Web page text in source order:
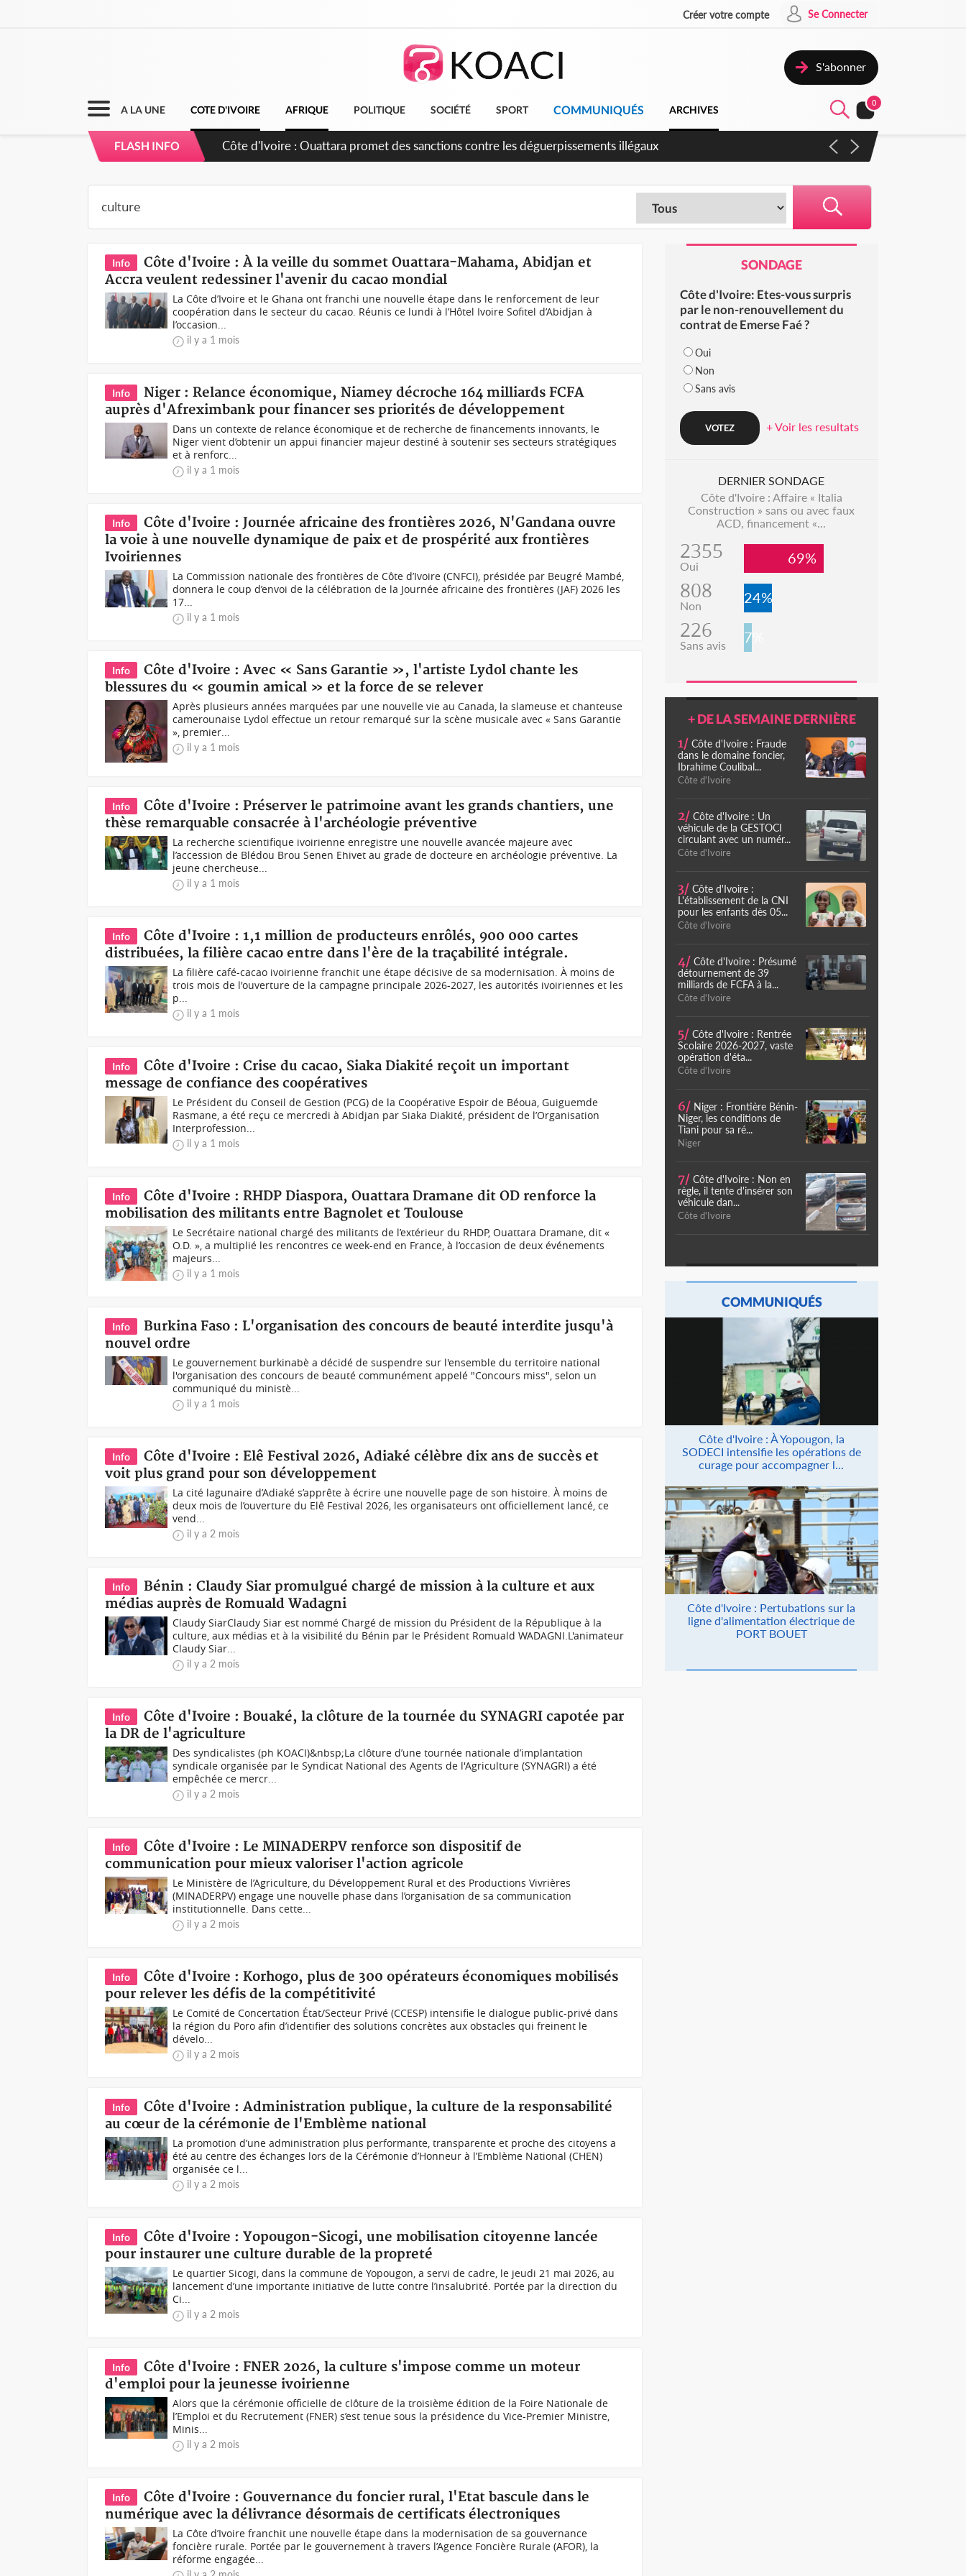
Créer votre compte Se Connecter
S'abonner
A LA UNE COTE D'IVOIRE AFRIQUE POLITIQUE SOCIÉTÉ SPORT COMMUNIQUÉS ARCHIVES
0
FLASH INFO
Côte d'Ivoire : 66è anniversaire de l'indépendance, Alassane Ouattara promet d'accélérer les réformes et les
Info
Côte d'Ivoire : À la veille du sommet Ouattara-Mahama, Abidjan et
Accra veulent redessiner l'avenir du cacao mondial
La Côte d’Ivoire et le Ghana ont franchi une nouvelle étape dans le renforcement de leur
coopération dans le secteur du cacao. Réunis ce lundi à l’Hôtel Ivoire Sofitel d’Abidjan à
l’occasion...
il y a 1 mois
Info
Niger : Relance économique, Niamey décroche 164 milliards FCFA
auprès d'Afreximbank pour financer ses priorités de développement
Dans un contexte de relance économique et de recherche de financements innovants, le
Niger vient d’obtenir un appui financier majeur destiné à soutenir ses secteurs stratégiques
et à renforc...
il y a 1 mois
Info
Côte d'Ivoire : Journée africaine des frontières 2026, N'Gandana ouvre
la voie à une nouvelle dynamique de paix et de prospérité aux frontières
Ivoiriennes
La Commission nationale des frontières de Côte d’Ivoire (CNFCI), présidée par Beugré Mambé,
donnera le coup d’envoi de la célébration de la Journée africaine des frontières (JAF) 2026 les
17...
il y a 1 mois
Info
Côte d'Ivoire : Avec « Sans Garantie », l'artiste Lydol chante les
blessures du « goumin amical » et la force de se relever
Après plusieurs années marquées par une nouvelle vie au Canada, la slameuse et chanteuse
camerounaise Lydol effectue un retour remarqué sur la scène musicale avec « Sans Garantie
», premier...
il y a 1 mois
Info
Côte d'Ivoire : Préserver le patrimoine avant les grands chantiers, une
thèse remarquable consacrée à l'archéologie préventive
La recherche scientifique ivoirienne enregistre une nouvelle avancée majeure avec
l’accession de Blédou Brou Senen Ehivet au grade de docteure en archéologie préventive. La
jeune chercheuse...
il y a 1 mois
Info
Côte d'Ivoire : 1,1 million de producteurs enrôlés, 900 000 cartes
distribuées, la filière cacao entre dans l'ère de la traçabilité intégrale.
La filière café-cacao ivoirienne franchit une étape décisive de sa modernisation. À moins de
trois mois de l'ouverture de la campagne principale 2026-2027, les autorités ivoiriennes et les
p...
il y a 1 mois
Info
Côte d'Ivoire : Crise du cacao, Siaka Diakité reçoit un important
message de confiance des coopératives
Le Président du Conseil de Gestion (PCG) de la Coopérative Espoir de Béoua, Guiguemde
Rasmane, a été reçu ce mercredi à Abidjan par Siaka Diakité, président de l’Organisation
Interprofession...
il y a 1 mois
Info
Côte d'Ivoire : RHDP Diaspora, Ouattara Dramane dit OD renforce la
mobilisation des militants entre Bagnolet et Toulouse
Le Secrétaire national chargé des militants de l’extérieur du RHDP, Ouattara Dramane, dit «
O.D. », a multiplié les rencontres ce week-end en France, à l’occasion de deux événements
majeurs...
il y a 1 mois
Info
Burkina Faso : L'organisation des concours de beauté interdite jusqu'à
nouvel ordre
Le gouvernement burkinabè a décidé de suspendre sur l'ensemble du territoire national
l'organisation des concours de beauté communément appelé "Concours miss", selon un
communiqué du ministè...
il y a 1 mois
Info
Côte d'Ivoire : Elê Festival 2026, Adiaké célèbre dix ans de succès et
voit plus grand pour son développement
La cité lagunaire d’Adiaké s’apprête à écrire une nouvelle page de son histoire. À moins de
deux mois de l’ouverture du Elê Festival 2026, les organisateurs ont officiellement lancé, ce
vend...
il y a 2 mois
Info
Bénin : Claudy Siar promulgué chargé de mission à la culture et aux
médias auprès de Romuald Wadagni
Claudy SiarClaudy Siar est nommé Chargé de mission du Président de la République à la
culture, aux médias et à la visibilité du Bénin par le Président Romuald WADAGNI.L'animateur
Claudy Siar...
il y a 2 mois
Info
Côte d'Ivoire : Bouaké, la clôture de la tournée du SYNAGRI capotée par
la DR de l'agriculture
Des syndicalistes (ph KOACI)&nbsp;La clôture d’une tournée nationale d’implantation
syndicale organisée par le Syndicat National des Agents de l'Agriculture (SYNAGRI) a été
empêchée ce mercr...
il y a 2 mois
Info
Côte d'Ivoire : Le MINADERPV renforce son dispositif de
communication pour mieux valoriser l'action agricole
Le Ministère de l’Agriculture, du Développement Rural et des Productions Vivrières
(MINADERPV) engage une nouvelle phase dans l’organisation de sa communication
institutionnelle. Dans cette...
il y a 2 mois
Info
Côte d'Ivoire : Korhogo, plus de 300 opérateurs économiques mobilisés
pour relever les défis de la compétitivité
Le Comité de Concertation État/Secteur Privé (CCESP) intensifie le dialogue public-privé dans
la région du Poro afin d’identifier des solutions concrètes aux obstacles qui freinent le
dévelo...
il y a 2 mois
Info
Côte d'Ivoire : Administration publique, la culture de la responsabilité
au cœur de la cérémonie de l'Emblème national
La promotion d’une administration plus performante, transparente et proche des citoyens a
été au centre des échanges lors de la Cérémonie d’Honneur à l’Emblème National (CHEN)
organisée ce l...
il y a 2 mois
Info
Côte d'Ivoire : Yopougon-Sicogi, une mobilisation citoyenne lancée
pour instaurer une culture durable de la propreté
Le quartier Sicogi, dans la commune de Yopougon, a servi de cadre, le jeudi 21 mai 2026, au
lancement d’une importante initiative de lutte contre l’insalubrité. Portée par la direction du
Ci...
il y a 2 mois
Info
Côte d'Ivoire : FNER 2026, la culture s'impose comme un moteur
d'emploi pour la jeunesse ivoirienne
Alors que la cérémonie officielle de clôture de la troisième édition de la Foire Nationale de
l’Emploi et du Recrutement (FNER) s’est tenue sous la présidence du Vice-Premier Ministre,
Minis...
il y a 2 mois
Info
Côte d'Ivoire : Gouvernance du foncier rural, l'Etat bascule dans le
numérique avec la délivrance désormais de certificats électroniques
La Côte d’Ivoire franchit une nouvelle étape dans la modernisation de sa gouvernance
foncière rurale. Portée par le gouvernement à travers l’Agence Foncière Rurale (AFOR), la
réforme engagée...
SONDAGE
Côte d'Ivoire: Etes-vous surpris
par le non-renouvellement du
contrat de Emerse Faé ?
Oui
Non
Sans avis
+ Voir les resultats
DERNIER SONDAGE
Côte d'Ivoire : Affaire « Italia
Construction » sans ou avec faux
ACD, financement «...
2355
Oui 69%
808
Non 24%
226
Sans avis 7%
+ DE LA SEMAINE DERNIÈRE
1/ Côte d'Ivoire : Fraude
dans le domaine foncier,
Ibrahime Coulibal...
Côte d'Ivoire
2/ Côte d'Ivoire : Un
véhicule de la GESTOCI
circulant avec un numér...
Côte d'Ivoire
3/ Côte d'Ivoire :
L'établissement de la CNI
pour les enfants dès 05...
Côte d'Ivoire
4/ Côte d'Ivoire : Présumé
détournement de 39
milliards de FCFA à la...
Côte d'Ivoire
5/ Côte d'Ivoire : Rentrée
Scolaire 2026-2027, vaste
opération d'éta...
Côte d'Ivoire
6/ Niger : Frontière Bénin-
Niger, les conditions de
Tiani pour sa ré...
Niger
7/ Côte d'Ivoire : Non en
règle, il tente d'insérer son
véhicule dan...
Côte d'Ivoire
COMMUNIQUÉS
Côte d'Ivoire : À Yopougon, la
SODECI intensifie les opérations de
curage pour accompagner l...
Côte d'Ivoire : Pertubations sur la
ligne d'alimentation électrique de
PORT BOUET